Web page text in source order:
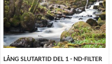
LÅNG SLUTARTID DEL 1 - ND-FILTER